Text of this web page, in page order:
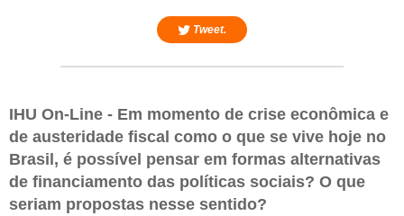
Tweet.
IHU On-Line - Em momento de crise econômica e
de austeridade fiscal como o que se vive hoje no
Brasil, é possível pensar em formas alternativas
de financiamento das políticas sociais? O que
seriam propostas nesse sentido?